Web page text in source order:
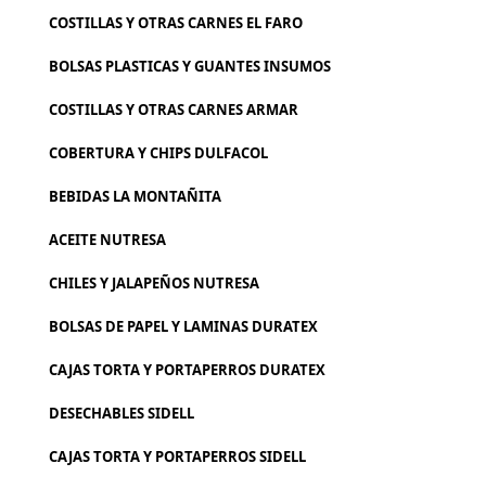
COSTILLAS Y OTRAS CARNES EL FARO
BOLSAS PLASTICAS Y GUANTES INSUMOS
COSTILLAS Y OTRAS CARNES ARMAR
COBERTURA Y CHIPS DULFACOL
BEBIDAS LA MONTAÑITA
ACEITE NUTRESA
CHILES Y JALAPEÑOS NUTRESA
BOLSAS DE PAPEL Y LAMINAS DURATEX
CAJAS TORTA Y PORTAPERROS DURATEX
DESECHABLES SIDELL
CAJAS TORTA Y PORTAPERROS SIDELL